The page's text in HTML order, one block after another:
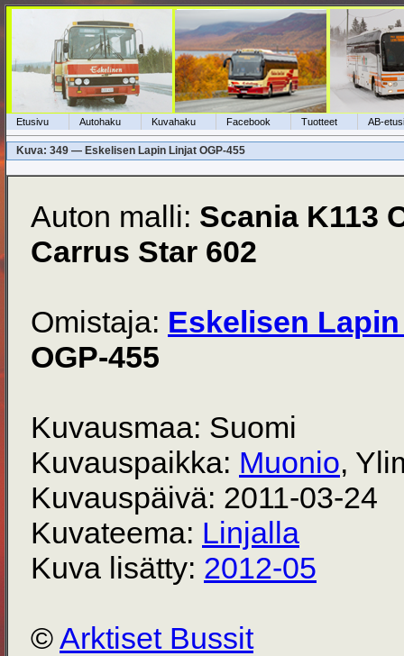
Etusivu Autohaku Kuvahaku Facebook Tuotteet AB-
Kuva: 349 — Eskelisen Lapin Linjat OGP-455
Auton malli: Scania K113
Carrus Star 602
Omistaja: Eskelisen
OGP-455
Kuvausmaa: Suomi
Kuvauspaikka: Muonio,
Kuvauspäivä: 2011-03-24
Kuvateema: Linjalla
Kuva lisätty: 2012-05
©Arktiset Bussit